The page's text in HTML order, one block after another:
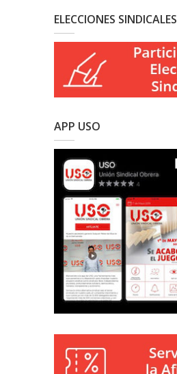
ELECCIONES SINDICALES
APP USO